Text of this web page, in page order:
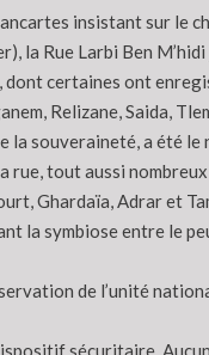
insistant sur le
Rue Larbi Ben M’hidi
certaines ont
Relizane, Saida,
souveraineté, a été
tout aussi
Ghardaïa, Adrar et
symbiose entre le
de l’unité
sécuritaire.